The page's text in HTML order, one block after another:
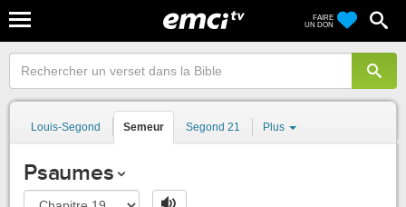
FAIRE
UN DON
Louis-Segond Semeur Segond 21 Plus
Psaumes